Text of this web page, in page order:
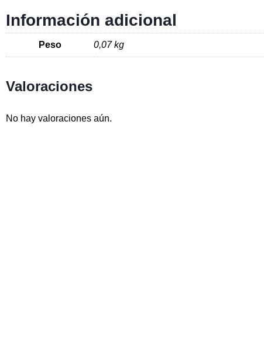
Información adicional
Peso 0,07 kg
Valoraciones
No hay valoraciones aún.